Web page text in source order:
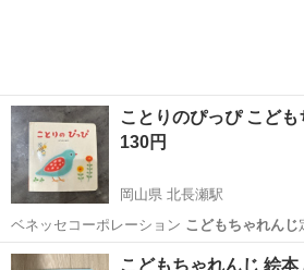
ことりのぴっぴ こど
130円
岡山県 北長瀬駅
ベネッセコーポレーション こどもちゃれんじ
裏表紙に…
岡山 岡山市 北長瀬駅
こどもちゃれんじ 絵